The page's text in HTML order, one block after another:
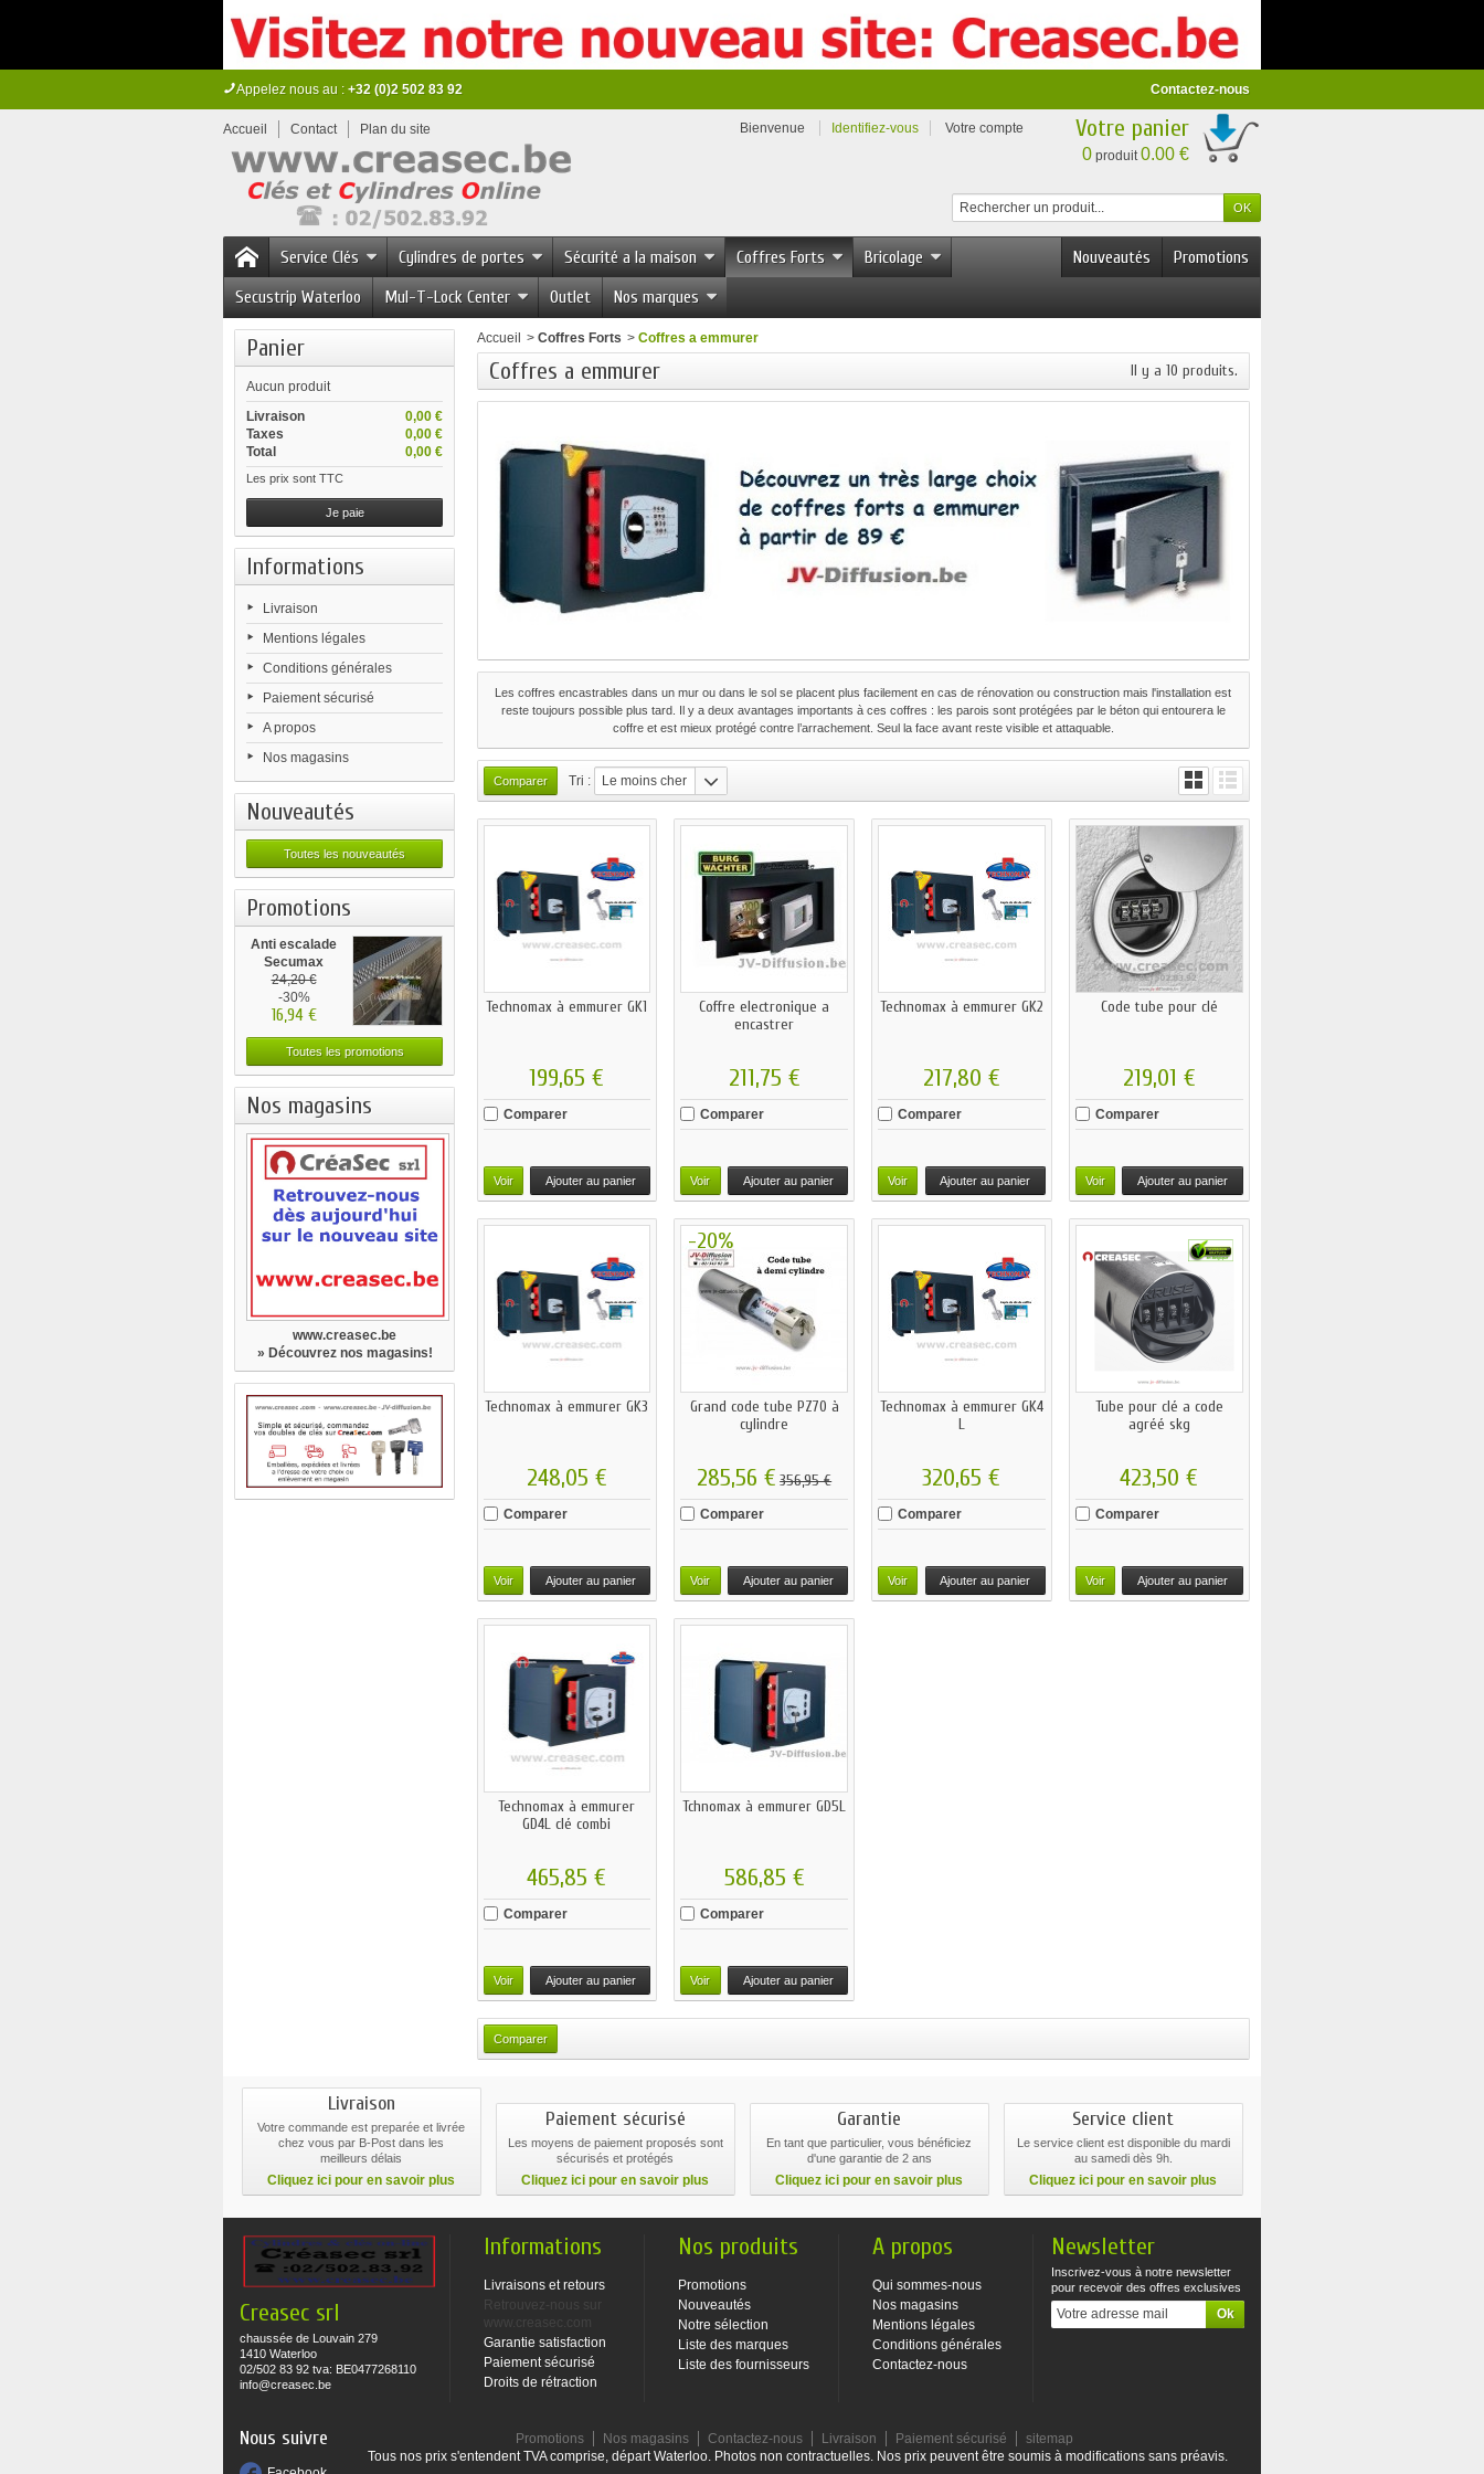
Contactez-nous
Appelez nous au : +32 (0)2 502 83 92
Accueil Contact Plan du site Bienvenue Identifiez-vous Votre compte Votre panier
0 produit 0.00 €
Promotions
Nouveautés
Service Clés Cylindres de portes Sécurité a la maison Coffres Forts
Bricolage
Secustrip Waterloo
Mul-T-Lock Center Outlet Nos marques
Panier
Aucun produit
0,00 €
Livraison
0,00 €
Taxes
0,00 €
Total
Les prix sont TTC
Je paie
Informations
Livraison
Mentions légales
Conditions générales
Paiement sécurisé
A propos
Nos magasins
Nouveautés
Toutes les nouveautés
Promotions
Anti escalade
Secumax
45x500
24,20 €
-30%
16,94 €
Toutes les promotions
Nos magasins
www.creasec.be
» Découvrez nos magasins!
Accueil > Coffres Forts > Coffres a emmurer
Coffres a emmurer Il y a 10 produits.
Les coffres encastrables dans un mur ou dans le sol se placent plus facilement en cas de rénovation ou construction mais l'installation est
reste toujours possible plus tard. Il y a deux avantages importants à ces coffres : les parois sont protégées par le béton qui entourera le
coffre et est mieux protégé contre l’arrachement. Seul la face avant reste visible et attaquable.
Tri : Le moins cher
Technomax à emmurer GK1
199,65 €
Comparer
Voir Ajouter au panier
Coffre electronique a
encastrer
211,75 €
Comparer
Voir Ajouter au panier
Technomax à emmurer GK2
217,80 €
Comparer
Voir Ajouter au panier
Code tube pour clé
219,01 €
Comparer
Voir Ajouter au panier
Technomax à emmurer GK3
248,05 €
Comparer
Voir Ajouter au panier
Grand code tube PZ70 à
cylindre
-20%
285,56 € 356,95 €
Comparer
Voir Ajouter au panier
Technomax à emmurer GK4
L
320,65 €
Comparer
Voir Ajouter au panier
Tube pour clé a code
agréé skg
423,50 €
Comparer
Voir Ajouter au panier
Technomax à emmurer
GD4L clé combi
465,85 €
Comparer
Voir Ajouter au panier
Tchnomax à emmurer GD5L
586,85 €
Comparer
Voir Ajouter au panier
Livraison
Votre commande est preparée et livrée
chez vous par B-Post dans les
meilleurs délais
Cliquez ici pour en savoir plus
Paiement sécurisé
Les moyens de paiement proposés sont
sécurisés et protégés
Cliquez ici pour en savoir plus
Garantie
En tant que particulier, vous bénéficiez
d'une garantie de 2 ans
Cliquez ici pour en savoir plus
Service client
Le service client est disponible du mardi
au samedi dès 9h.
Cliquez ici pour en savoir plus
Creasec srl
chaussée de Louvain 279
1410 Waterloo
02/502 83 92 tva: BE0477268110
info@creasec.be
Informations
Livraisons et retours
Retrouvez-nous sur
www.creasec.com
Garantie satisfaction
Paiement sécurisé
Droits de rétraction
Nos produits
Promotions
Nouveautés
Notre sélection
Liste des marques
Liste des fournisseurs
A propos
Qui sommes-nous
Nos magasins
Mentions légales
Conditions générales
Contactez-nous
Newsletter
Inscrivez-vous à notre newsletter
pour recevoir des offres exclusives
Nous suivre Promotions Nos magasins Contactez-nous Livraison Paiement sécurisé
sitemap
Tous nos prix s'entendent TVA comprise, départ Waterloo. Photos non contractuelles. Nos prix peuvent être soumis à modifications sans préavis.